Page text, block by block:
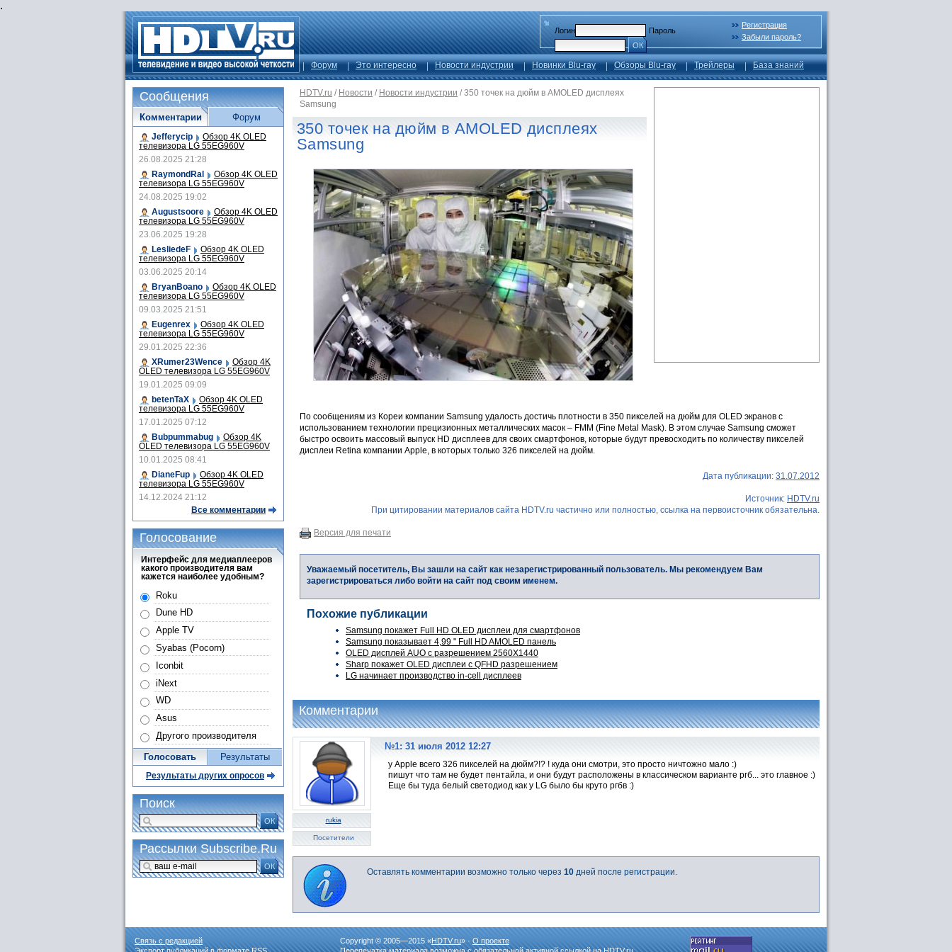
.
Логин
Пароль
ОК
Регистрация
Забыли пароль?
Форум Это интересно Новости индустрии Новинки Blu-ray Обзоры Blu-ray Трейлеры База знаний
HDTV.ru / Новости / Новости индустрии / 350 точек на дюйм в AMOLED дисплеях
Samsung
350 точек на дюйм в AMOLED дисплеях
Samsung
По сообщениям из Кореи компании Samsung удалость достичь плотности в 350 пикселей на дюйм для OLED экранов с
использованием технологии прецизионных металлических масок – FMM (Fine Metal Mask). В этом случае Samsung сможет
быстро освоить массовый выпуск HD дисплеев для своих смартфонов, которые будут превосходить по количеству пикселей
дисплеи Retina компании Apple, в которых только 326 пикселей на дюйм.
Дата публикации: 31.07.2012
Источник: HDTV.ru
При цитировании материалов сайта HDTV.ru частично или полностью, ссылка на первоисточник обязательна.
Версия для печати
Уважаемый посетитель, Вы зашли на сайт как незарегистрированный пользователь. Мы рекомендуем Вам
зарегистрироваться либо войти на сайт под своим именем.
Похожие публикации
Samsung покажет Full HD OLED дисплеи для смартфонов
Samsung показывает 4,99 " Full HD AMOLED панель
OLED дисплей AUO с разрешением 2560X1440
Sharp покажет OLED дисплеи с QFHD разрешением
LG начинает производство in-cell дисплеев
Комментарии
rukia
Посетители
№1: 31 июля 2012 12:27
у Apple всего 326 пикселей на дюйм?!? ! куда они смотри, это просто ничтожно мало :)
пишут что там не будет пентайла, и они будут расположены в классическом варианте ргб... это главное :)
Еще бы туда белый светодиод как у LG было бы круто ргбв :)
Оставлять комментарии возможно только через 10 дней после регистрации.
Сообщения
Комментарии
Jefferycip Обзор 4K OLED
телевизора LG 55EG960V
26.08.2025 21:28
RaymondRal
Обзор 4K OLED
телевизора LG 55EG960V
24.08.2025 19:02
Augustsoore
Обзор 4K OLED
телевизора LG 55EG960V
23.06.2025 19:28
LesliedeF
Обзор 4K OLED
телевизора LG 55EG960V
03.06.2025 20:14
BryanBoano
Обзор 4K OLED
телевизора LG 55EG960V
09.03.2025 21:51
Eugenrex
Обзор 4K OLED
телевизора LG 55EG960V
29.01.2025 22:36
XRumer23Wence
Обзор 4K
OLED телевизора LG 55EG960V
19.01.2025 09:09
betenTaX
Обзор 4K OLED
телевизора LG 55EG960V
17.01.2025 07:12
Bubpummabug
Обзор 4K
OLED телевизора LG 55EG960V
10.01.2025 08:41
DianeFup
Обзор 4K OLED
телевизора LG 55EG960V
14.12.2024 21:12
Все комментарии
Форум
Голосование
Интерфейс для медиаплееров
какого производителя вам
кажется наиболее удобным?
Roku
Dune HD
Apple TV
Syabas (Pocorn)
Iconbit
iNext
WD
Asus
Другого производителя
Голосовать Результаты
Результаты других опросов
Поиск
ОК
Рассылки Subscribe.Ru
ОК
Связь с редакцией
Copyright © 2005—2015 «HDTV.ru» · О проекте